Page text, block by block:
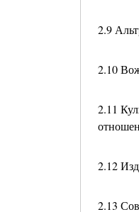
2.9
2.10
2.11
2.12
2.13